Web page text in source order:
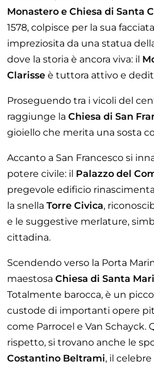
Monastero e Chiesa di Santa
1578, colpisce per la sua
impreziosita da una statua
dove la storia è ancora viva: il
Clarisse è tuttora attivo e
Proseguendo tra i vicoli del
raggiunge la Chiesa di San
gioiello che merita una sosta
Accanto a San Francesco si
potere civile: il Palazzo del
pregevole edificio
la snella Torre Civica,
e le suggestive merlature,
cittadina.
Scendendo verso la Porta
maestosa Chiesa di Santa
Totalmente barocca, è un
custode di importanti opere
come Parrocel e Van Schayck.
rispetto, si trovano anche le
Costantino Beltrami, il